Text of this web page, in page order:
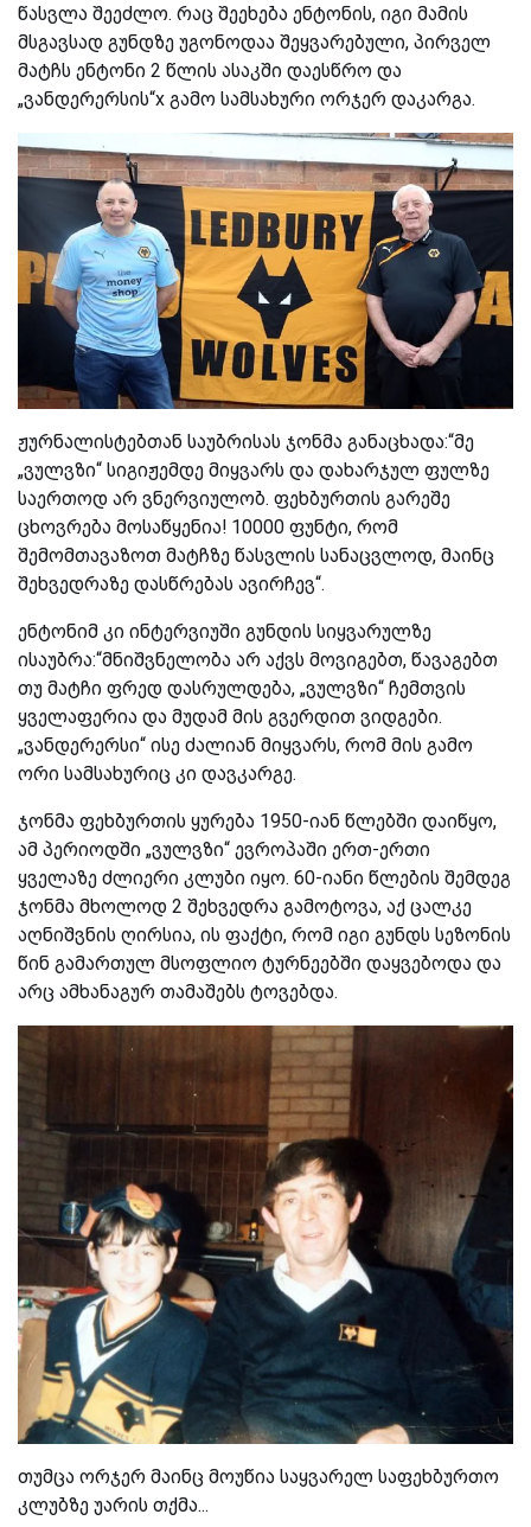
წასვლა შეეძლო. რაც შეეხება ენტონის, იგი მამის
მსგავსად გუნდზე უგონოდაა შეყვარებული, პირველ
მატჩს ენტონი 2 წლის ასაკში დაესწრო და
„ვანდერერსის“x გამო სამსახური ორჯერ დაკარგა.
ჟურნალისტებთან საუბრისას ჯონმა განაცხადა:“მე
„ვულვზი“ სიგიჟემდე მიყვარს და დახარჯულ ფულზე
საერთოდ არ ვნერვიულობ. ფეხბურთის გარეშე
ცხოვრება მოსაწყენია! 10000 ფუნტი, რომ
შემომთავაზოთ მატჩზე წასვლის სანაცვლოდ, მაინც
შეხვედრაზე დასწრებას ავირჩევ“.
ენტონიმ კი ინტერვიუში გუნდის სიყვარულზე
ისაუბრა:“მნიშვნელობა არ აქვს მოვიგებთ, წავაგებთ
თუ მატჩი ფრედ დასრულდება, „ვულვზი“ ჩემთვის
ყველაფერია და მუდამ მის გვერდით ვიდგები.
„ვანდერერსი“ ისე ძალიან მიყვარს, რომ მის გამო
ორი სამსახურიც კი დავკარგე.
ჯონმა ფეხბურთის ყურება 1950-იან წლებში დაიწყო,
ამ პერიოდში „ვულვზი“ ევროპაში ერთ-ერთი
ყველაზე ძლიერი კლუბი იყო. 60-იანი წლების შემდეგ
ჯონმა მხოლოდ 2 შეხვედრა გამოტოვა, აქ ცალკე
აღნიშვნის ღირსია, ის ფაქტი, რომ იგი გუნდს სეზონის
წინ გამართულ მსოფლიო ტურნეებში დაყვებოდა და
არც ამხანაგურ თამაშებს ტოვებდა.
თუმცა ორჯერ მაინც მოუწია საყვარელ საფეხბურთო
კლუბზე უარის თქმა...